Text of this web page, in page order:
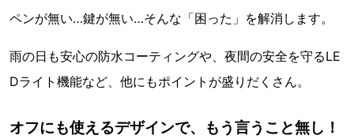
ペンが無い…鍵が無い…そんな「困った」を解消します。
雨の日も安心の防水コーティングや、夜間の安全を守るLE
Dライト機能など、他にもポイントが盛りだくさん。
オフにも使えるデザインで、もう言うこと無し！